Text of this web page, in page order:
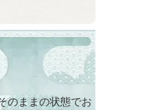
のままの状態でお